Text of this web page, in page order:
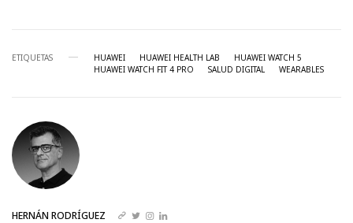
ETIQUETAS HUAWEI HUAWEI HEALTH LAB
HUAWEI WATCH 5
HUAWEI WATCH FIT 4 PRO
SALUD DIGITAL WEARABLES
HERNÁN RODRÍGUEZ